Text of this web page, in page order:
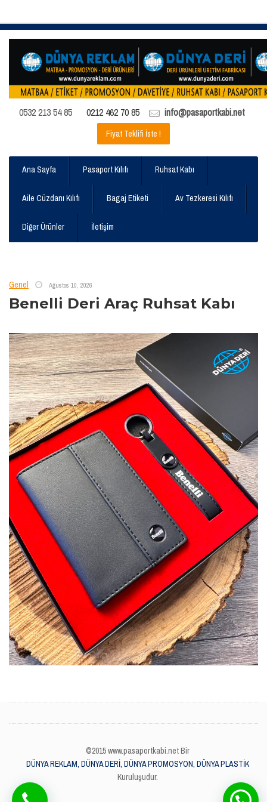
0532 213 54 85 0212 462 70 85 info@pasaportkabi.net
Fiyat Teklifi İste !
Ana Sayfa Pasaport Kılıfı Ruhsat Kabı
Aile Cüzdanı Kılıfı Bagaj Etiketi Av Tezkeresi Kılıfı
Diğer Ürünler İletişim
Genel Ağustos 10, 2026
Benelli Deri Araç Ruhsat Kabı
©2015 www.pasaportkabi.net Bir
DÜNYA REKLAM, DÜNYA DERİ, DÜNYA PROMOSYON, DÜNYA PLASTİK
Kuruluşudur.